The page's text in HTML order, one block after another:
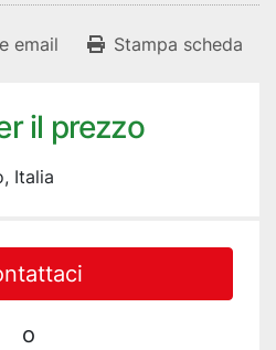
email Stampa scheda
il prezzo
Italia
o